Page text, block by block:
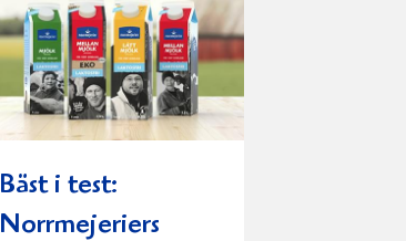
Bäst i test:
Norrmejeriers